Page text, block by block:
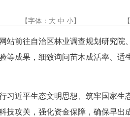
【字体： 大 中 小】 【
前往自治区林业调查规划研究院
等成果，细致询问苗木成活率、
习近平生态文明思想、筑牢国家
技攻关，强化资金保障，确保早